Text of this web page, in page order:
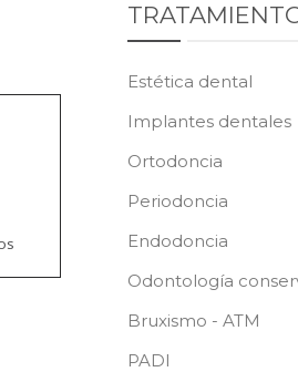
Estética dental
Implantes dentales
Ortodoncia
Periodoncia
Endodoncia
Odontología
Bruxismo - ATM
PADI